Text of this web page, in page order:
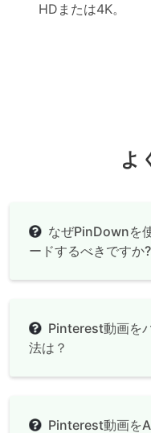
HDまたは4K。
よ
なぜPinDownを
ードするべきですか?
Pinterest動画を
法は？
Pinterest動画を